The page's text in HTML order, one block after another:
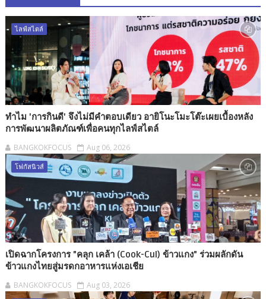
ไลฟ์สไตล์
ทำไม 'การกินดี' จึงไม่มีคำตอบเดียว อายิโนะโมะโต๊ะเผยเบื้องหลัง
การพัฒนาผลิตภัณฑ์เพื่อคนทุกไลฟ์สไตล์
BANGKOKFOCUS Aug 06, 2026
โฟกัสนิวส์
เปิดฉากโครงการ "คลุก เคล้า (Cook-Cul) ข้าวแกง" ร่วมผลักดัน
ข้าวแกงไทยสู่มรดกอาหารแห่งเอเชีย
BANGKOKFOCUS Aug 03, 2026